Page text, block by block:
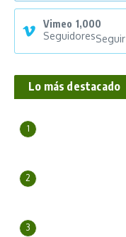
Vimeo 1,000
SeguidoresSeguir
Lo más destacado
1
2
3